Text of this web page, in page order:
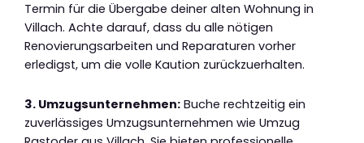
Termin für die Übergabe deiner alten Wohnung in
Villach. Achte darauf, dass du alle nötigen
Renovierungsarbeiten und Reparaturen vorher
erledigst, um die volle Kaution zurückzuerhalten.
3. Umzugsunternehmen: Buche rechtzeitig ein
zuverlässiges Umzugsunternehmen wie Umzug